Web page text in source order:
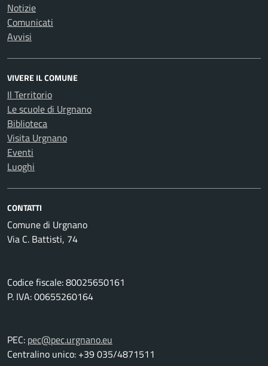
Notizie
Comunicati
Avvisi
VIVERE IL COMUNE
Il Territorio
Le scuole di Urgnano
Biblioteca
Visita Urgnano
Eventi
Luoghi
CONTATTI
Comune di Urgnano
Via C. Battisti, 74
Codice fiscale: 80025650161
P. IVA: 00655260164
PEC: pec@pec.urgnano.eu
Centralino unico: +39 035/4871511